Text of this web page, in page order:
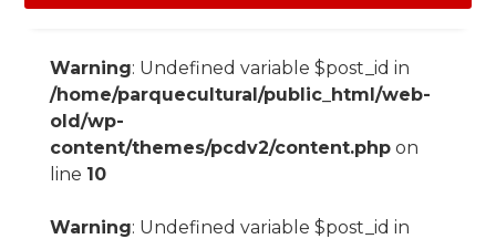
Warning: Undefined variable $post_id in
/home/parquecultural/public_html/web-
old/wp-
content/themes/pcdv2/content.phpon
line 10
Warning: Undefined variable $post_id in